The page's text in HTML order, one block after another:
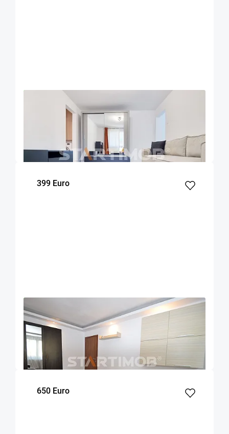
COMISION 50%
Apartament doua camere mobilat zona Onix
dormitor Etaj
399 Euro
COMISION 50%
Apartament doua camere decomandat Astra
Brasov
m² dormitor
650 Euro